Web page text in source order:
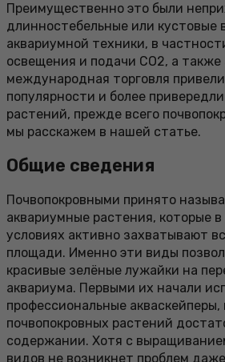
Преимущественно это были
длинностебельные или кустовые
аквариумной техники, в
освещения и подачи СО2, а также
международная торговля
популярности и более
растений, прежде всего
мы расскажем в нашей статье.
Общие сведения
Почвопокровными принято
аквариумные растения, которые
условиях активно захватывают
площади. Именно эти виды
красивые зелёные лужайки на
аквариума. Первыми их начали
профессиональные
почвопокровных растений
содержании. Хотя с
видов не возникнет проблем